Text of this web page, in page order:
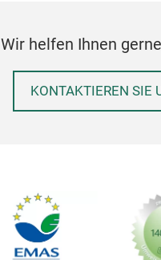
Wir helfen Ihnen
KONTAKTIEREN SIE